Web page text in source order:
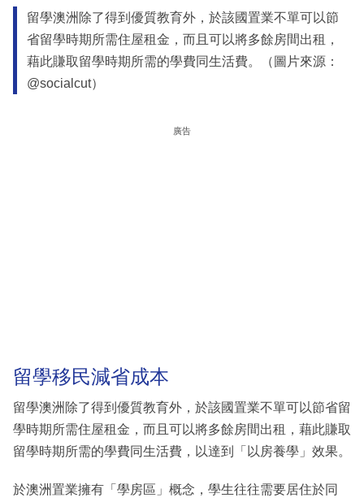
留學澳洲除了得到優質教育外，於該國置業不單可以節
省留學時期所需住屋租金，而且可以將多餘房間出租，
藉此賺取留學時期所需的學費同生活費。（圖片來源：
@socialcut）
廣告
留學移民減省成本
留學澳洲除了得到優質教育外，於該國置業不單可以節省留
學時期所需住屋租金，而且可以將多餘房間出租，藉此賺取
留學時期所需的學費同生活費，以達到「以房養學」效果。
於澳洲置業擁有「學房區」概念，學生往往需要居住於同